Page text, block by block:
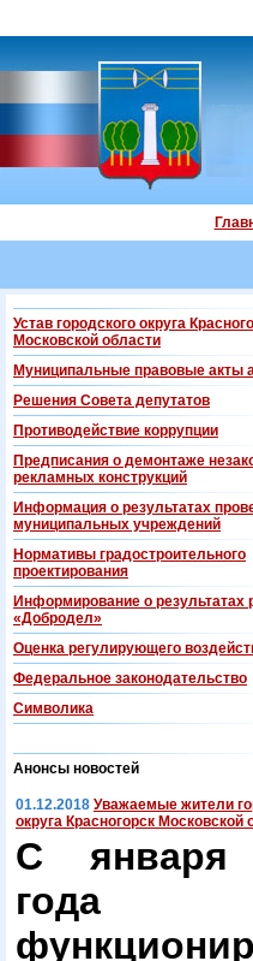
Устав городского округа
Московской области
Муниципальные правовые акты
Решения Совета депутатов
Противодействие коррупции
Предписания о демонтаже
рекламных конструкций
Информация о результатах
муниципальных учреждений
Нормативы градостроительного
проектирования
Информирование о результатах
«Добродел»
Оценка регулирующего
Федеральнoe законодательство
Символика
Анонсы новостей
01.12.2018 Уважаемые жители
округа Красногорск Московской
С января
года